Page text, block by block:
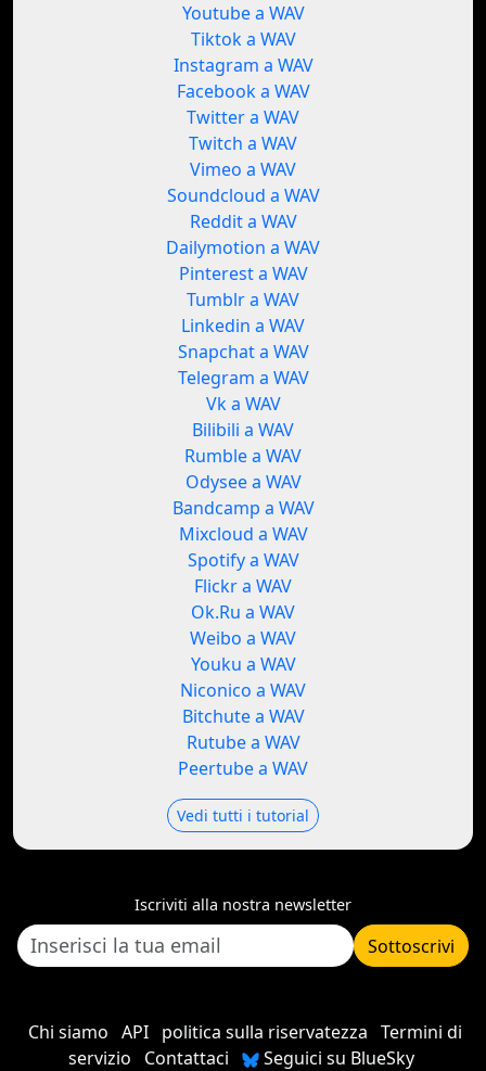
Youtube a WAV
Tiktok a WAV
Instagram a WAV
Facebook a WAV
Twitter a WAV
Twitch a WAV
Vimeo a WAV
Soundcloud a WAV
Reddit a WAV
Dailymotion a WAV
Pinterest a WAV
Tumblr a WAV
Linkedin a WAV
Snapchat a WAV
Telegram a WAV
Vk a WAV
Bilibili a WAV
Rumble a WAV
Odysee a WAV
Bandcamp a WAV
Mixcloud a WAV
Spotify a WAV
Flickr a WAV
Ok.Ru a WAV
Weibo a WAV
Youku a WAV
Niconico a WAV
Bitchute a WAV
Rutube a WAV
Peertube a WAV
Vedi tutti i tutorial
Iscriviti alla nostra newsletter
Sottoscrivi
Chi siamo API politica sulla riservatezza Termini di
servizio
Contattaci Seguici su BlueSky